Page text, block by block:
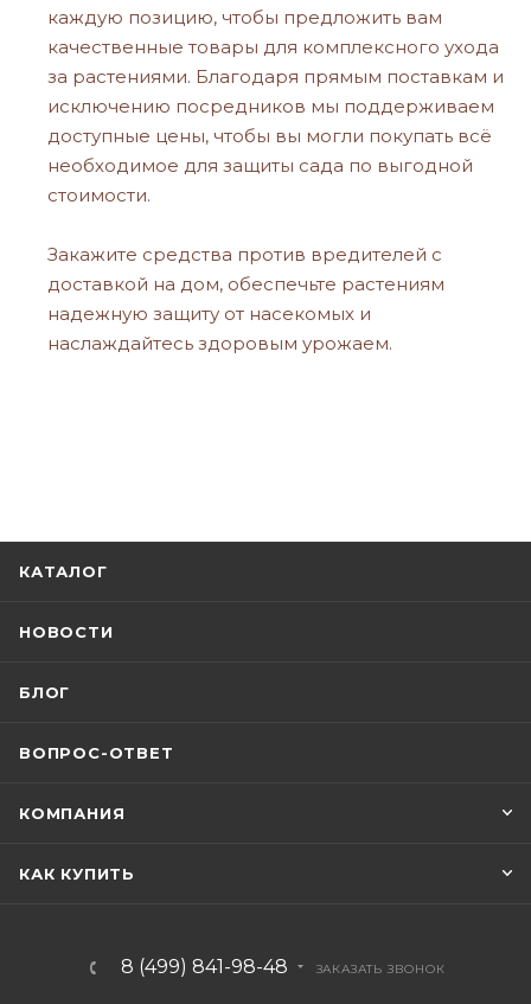
каждую позицию, чтобы предложить вам
качественные товары для комплексного ухода
за растениями. Благодаря прямым поставкам и
исключению посредников мы поддерживаем
доступные цены, чтобы вы могли покупать всё
необходимое для защиты сада по выгодной
стоимости.
Закажите средства против вредителей с
доставкой на дом, обеспечьте растениям
надежную защиту от насекомых и
наслаждайтесь здоровым урожаем.
КАТАЛОГ
НОВОСТИ
БЛОГ
ВОПРОС-ОТВЕТ
КОМПАНИЯ
КАК КУПИТЬ
8 (499) 841-98-48 ЗАКАЗАТЬ ЗВОНОК